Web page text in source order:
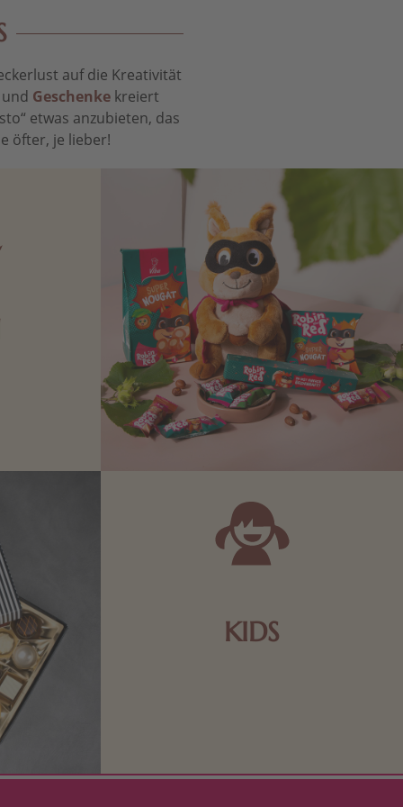
auf die Kreativität
Geschenkekreiert
etwas anzubieten, das
öfter, je lieber!
KIDS